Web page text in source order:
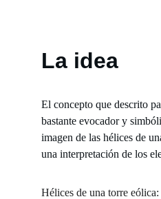
El concepto que descrito
bastante evocador y
imagen de las hélices de
una interpretación de los
Hélices de una torre
La idea